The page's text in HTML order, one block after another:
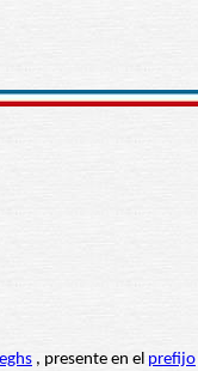
eghs , presente en el prefijo